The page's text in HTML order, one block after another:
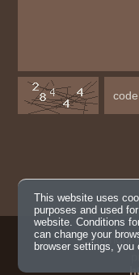
Copyright
This website uses
purposes and used
website. Conditions
can change your
browser settings,